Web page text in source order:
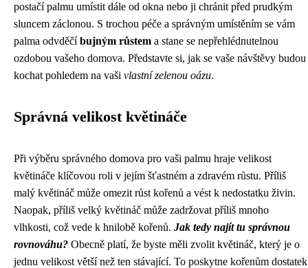
postačí palmu umístit dále od okna nebo ji chránit před prudkým
sluncem záclonou. S trochou péče a správným umístěním se vám
palma odvděčíbujným růstem a stane se nepřehlédnutelnou
ozdobou vašeho domova. Představte si, jak se vaše návštěvy budou
kochat pohledem na vaši vlastní zelenou oázu.
Správná velikost květináče
Při výběru správného domova pro vaši palmu hraje velikost
květináče klíčovou roli v jejím šťastném a zdravém růstu. Příliš
malý květináč může omezit růst kořenů a vést k nedostatku živin.
Naopak, příliš velký květináč může zadržovat příliš mnoho
vlhkosti, což vede k hnilobě kořenů. Jak tedy najít tu správnou
rovnováhu? Obecně platí, že byste měli zvolit květináč, který je o
jednu velikost větší než ten stávající. To poskytne kořenům dostatek